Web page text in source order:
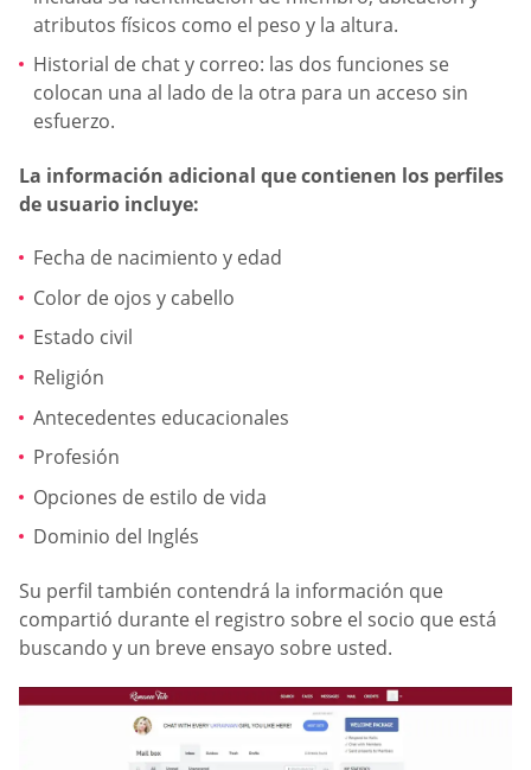
atributos físicos como el peso y la altura.
Historial de chat y correo: las dos funciones se
colocan una al lado de la otra para un acceso sin
esfuerzo.
La información adicional que contienen los perfiles
de usuario incluye:
Fecha de nacimiento y edad
Color de ojos y cabello
Estado civil
Religión
Antecedentes educacionales
Profesión
Opciones de estilo de vida
Dominio del Inglés
Su perfil también contendrá la información que
compartió durante el registro sobre el socio que está
buscando y un breve ensayo sobre usted.